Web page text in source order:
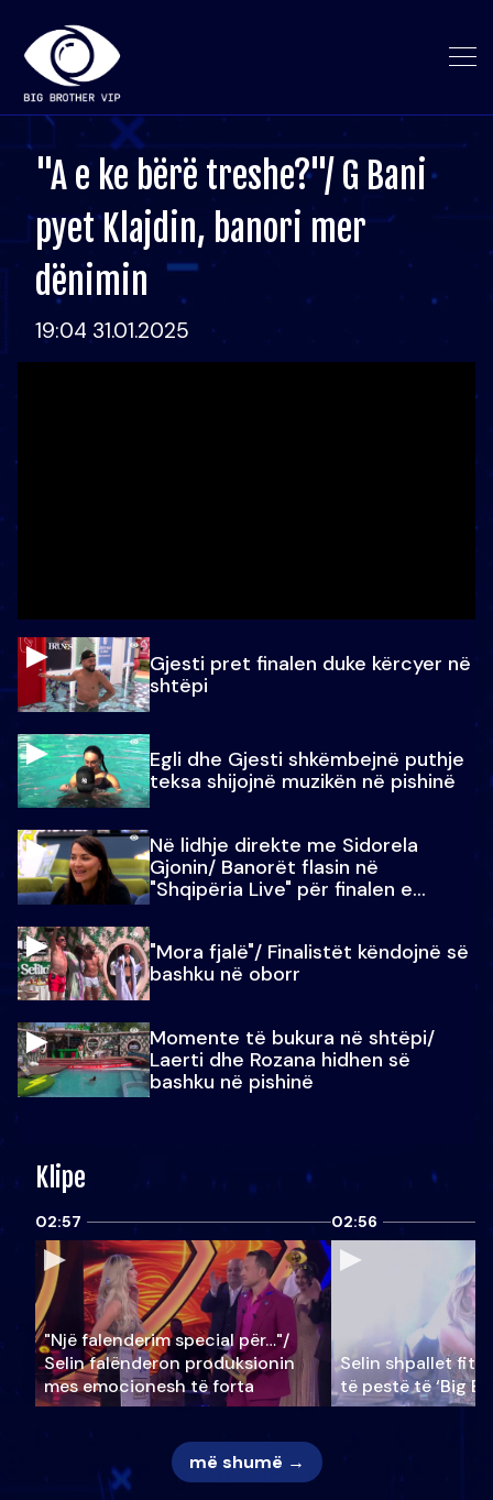
"A e ke bërë treshe?"/ G Bani
pyet Klajdin, banori mer
dënimin
19:04 31.01.2025
Gjesti pret finalen duke kërcyer në
shtëpi
Egli dhe Gjesti shkëmbejnë puthje
teksa shijojnë muzikën në pishinë
Në lidhje direkte me Sidorela
Gjonin/ Banorët flasin në
"Shqipëria Live" për finalen e
"Mora fjalë"/ Finalistët këndojnë së
bashku në oborr
Momente të bukura në shtëpi/
Laerti dhe Rozana hidhen së
bashku në pishinë
Klipe
02:57
"Një falenderim special për…"/
Selin falënderon produksionin
mes emocionesh të forta
02:56
Selin shpallet
të pestë të ‘Big
më shumë →